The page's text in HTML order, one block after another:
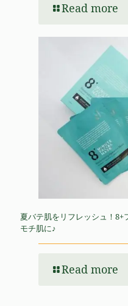
Read more
夏バテ肌をリフレッシュ！
モチ肌に♪
Read more